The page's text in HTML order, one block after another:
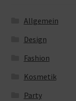
Allgemein
Design
Fashion
Kosmetik
Party